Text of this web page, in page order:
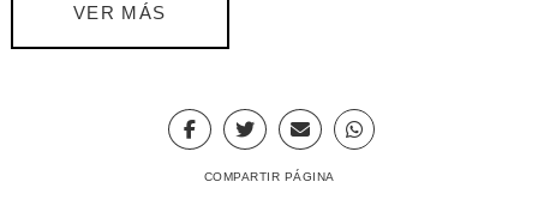
VER MÁS
COMPARTIR PÁGINA